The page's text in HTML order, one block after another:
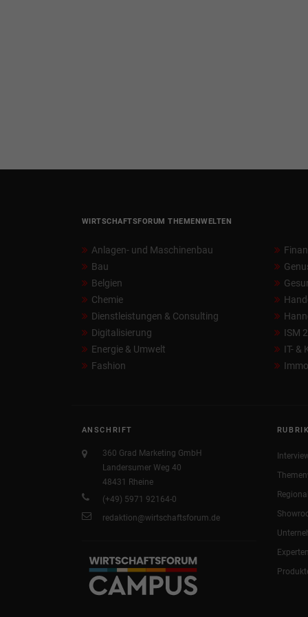
WIRTSCHAFTSFORUM THEMENWELTEN
Anlagen- und Maschinenbau
Bau
Belgien
Chemie
Dienstleistungen & Consulting
Digitalisierung
Energie & Umwelt
Fashion
ISM
IT- &
ANSCHRIFT
360 Grad Marketing GmbH
Landersumer Weg 40
48431 Rheine
(+49) 5971 92164-0
redaktion@wirtschaftsforum.de
Regional